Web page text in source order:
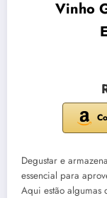
Vinho
Degustar e
essencial para
Aqui estão algumas